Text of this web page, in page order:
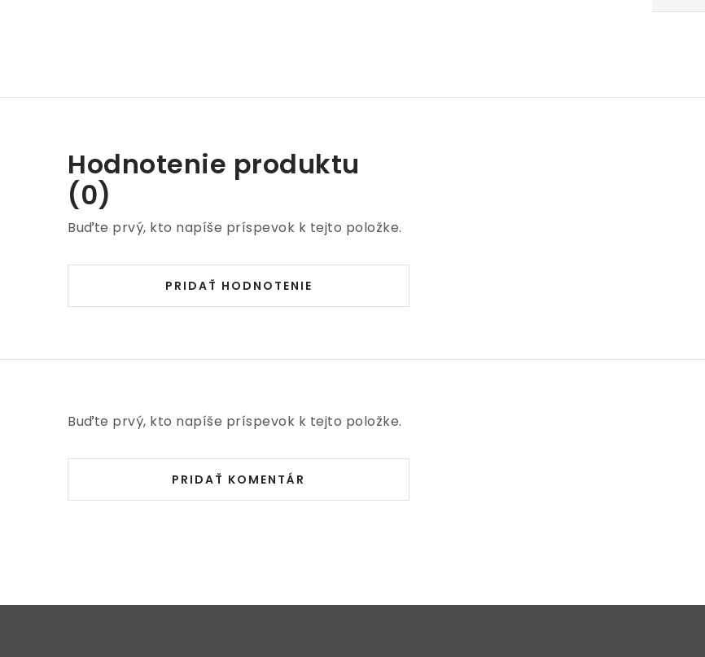
Hodnotenie produktu
(0)
Buďte prvý, kto napíše príspevok k tejto položke.
PRIDAŤ HODNOTENIE
Buďte prvý, kto napíše príspevok k tejto položke.
PRIDAŤ KOMENTÁR